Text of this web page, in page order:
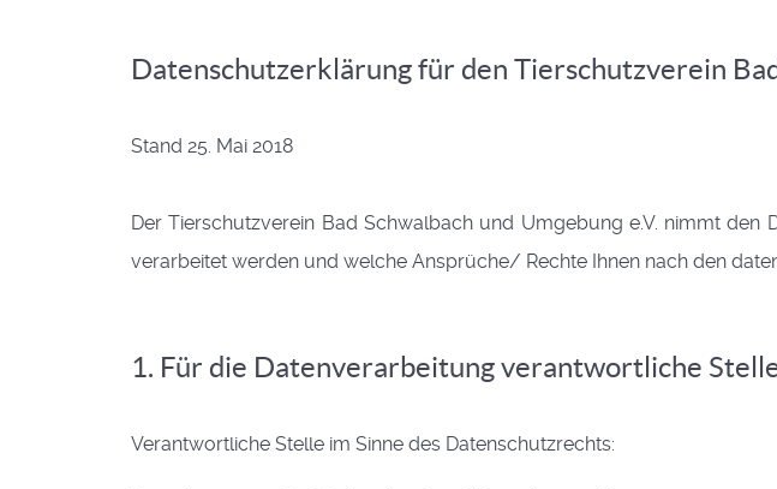
Datenschutzerklärung für den Tierschutzverein
Stand 25. Mai 2018
Der Tierschutzverein Bad Schwalbach und Umgebung e.V. nimmt
verarbeitet werden und welche Ansprüche/ Rechte Ihnen nach den
1. Für die Datenverarbeitung verantwortliche
Verantwortliche Stelle im Sinne des Datenschutzrechts: